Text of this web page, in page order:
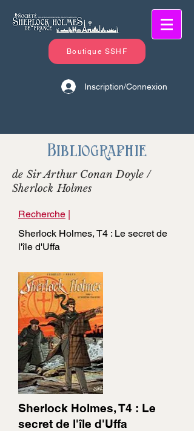
Boutique SSHF
Inscription/Connexion
Bibliographie
de Sir Arthur Conan Doyle /
Sherlock Holmes
Recherche |
Sherlock Holmes, T4 : Le secret de
l'île d'Uffa
Sherlock Holmes, T4 : Le
secret de l'île d'Uffa